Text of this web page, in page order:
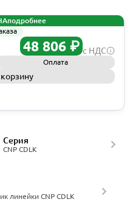
подробнее
48 806 ₽ с НДС
Оплата
CNP CDLK
Серия
линейки CNP CDLK